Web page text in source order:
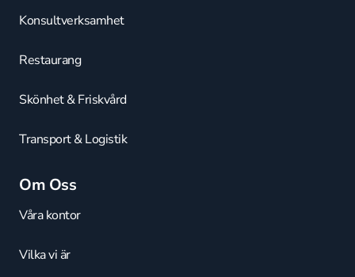
Konsultverksamhet
Restaurang
Skönhet & Friskvård
Transport & Logistik
Om Oss
Våra kontor
Vilka vi är